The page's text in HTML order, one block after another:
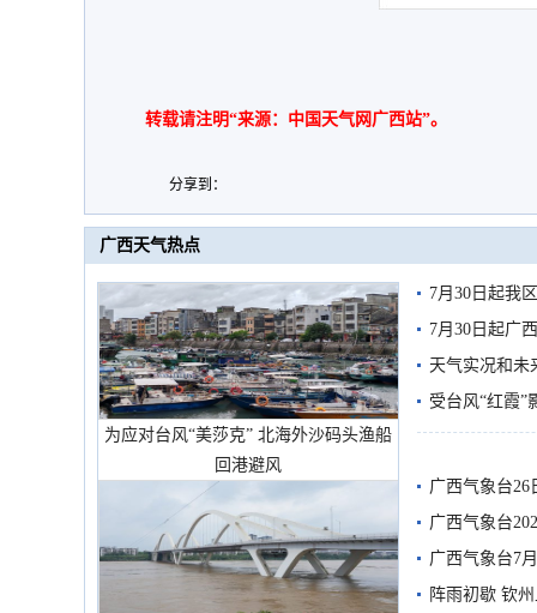
转载请注明“来源：中国天气网广西站”。
分享到：
广西天气热点
为应对台风“美莎克” 北海外沙码头渔船
回港避风
7月30日起我
7月30日起广
天气实况和未
受台风“红霞”
有较强降雨
广西气象台26
广西气象台
预警
广西气象台7
阵雨初歇 钦